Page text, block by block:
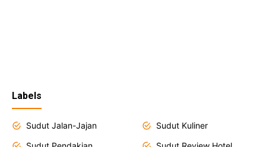
Labels
Sudut Jalan-Jajan
Sudut Kuliner